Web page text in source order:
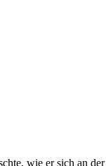
wie er sich an der